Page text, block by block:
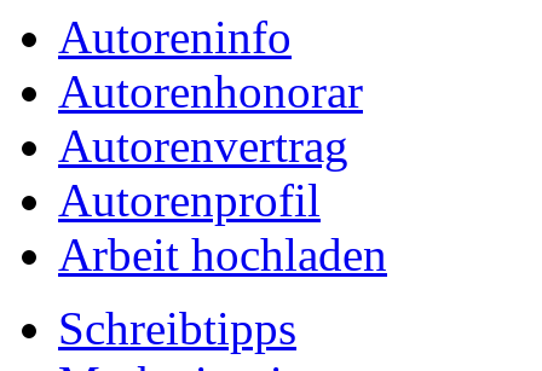
Autoreninfo
Autorenhonorar
Autorenvertrag
Autorenprofil
Arbeit hochladen
Schreibtipps